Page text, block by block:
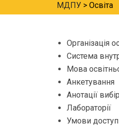
МДПУ > Освіта
Організація
Система
Мова
Анкетування
Анотації
Лабораторії
Умови